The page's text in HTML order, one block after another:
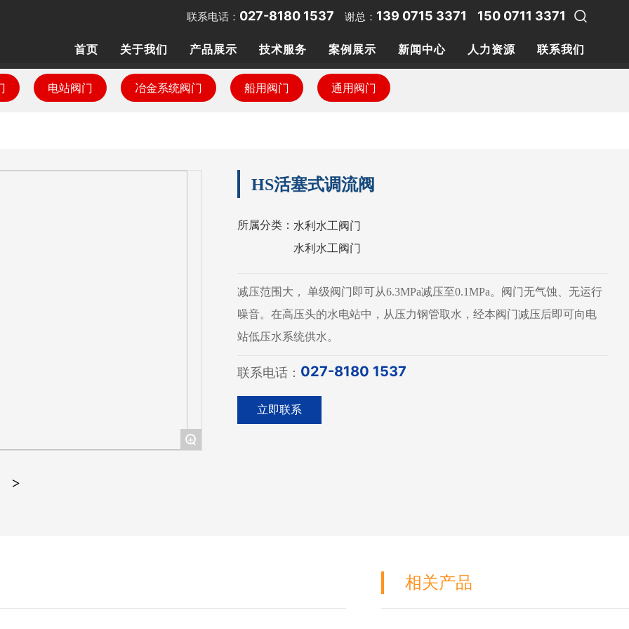
联系电话： 027-8180 1537 谢总： 139 0715 3371 150 0711 3371
首页 关于我们 产品展示 技术服务 案例展示 新闻中心 人力资源 联系我们
电站阀门 冶金系统阀门 船用阀门 通用阀门
+
HS活塞式调流阀
所属分类： 水利水工阀门
水利水工阀门
减压范围大， 单级阀门即可从6.3MPa减压至0.1MPa。阀门无气蚀、无运行
噪音。在高压头的水电站中，从压力钢管取水，经本阀门减压后即可向电
站低压水系统供水。
联系电话： 027-8180 1537
立即联系
相关产品